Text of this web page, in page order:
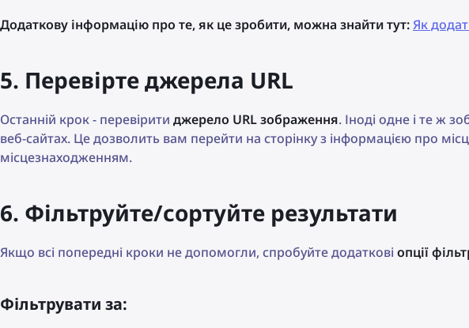
Додаткову інформацію про те, як це зробити, можна знайти тут:Як
5. Перевірте джерела URL
Останній крок - перевірити джерело URL зображення. Іноді одне і те ж
веб-сайтах. Це дозволить вам перейти на сторінку з інформацією про
місцезнаходженням.
6. Фільтруйте/сортуйте результати
Якщо всі попередні кроки не допомогли, спробуйте додаткові опції
Фільтрувати за: